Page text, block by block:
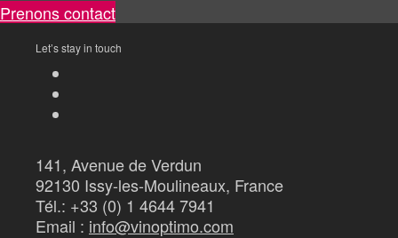
Prenons contact
Let’s stay in touch
141, Avenue de Verdun
92130 Issy-les-Moulineaux, France
Tél.: +33 (0) 1 4644 7941
Email : info@vinoptimo.com